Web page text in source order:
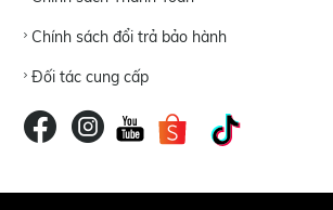
Chính sách đổi trả bảo hành
Đối tác cung cấp